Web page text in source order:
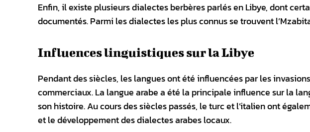
Enfin, il existe plusieurs dialectes berbères parlés en Libye, dont
documentés. Parmi les dialectes les plus connus se trouvent
Influences linguistiques sur la Libye
Pendant des siècles, les langues ont été influencées par les
commerciaux. La langue arabe a été la principale influence sur la
son histoire. Au cours des siècles passés, le turc et l’italien ont
et le développement des dialectes arabes locaux.